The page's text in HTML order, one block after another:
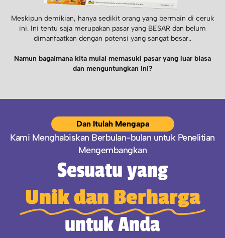
Meskipun demikian, hanya sedikit orang yang bermain di ceruk
ini. Ini tentu saja merupakan pasar yang BESAR dan belum
dimanfaatkan dengan potensi yang sangat besar..
Namun bagaimana kita mulai memasuki pasar yang luar biasa
dan menguntungkan ini?
Dan Itulah Mengapa
Kami Menghabiskan Berbulan-bulan untuk Penelitian
Mengembangkan
Sesuatu yang
Unik dan Berharga
untuk Anda